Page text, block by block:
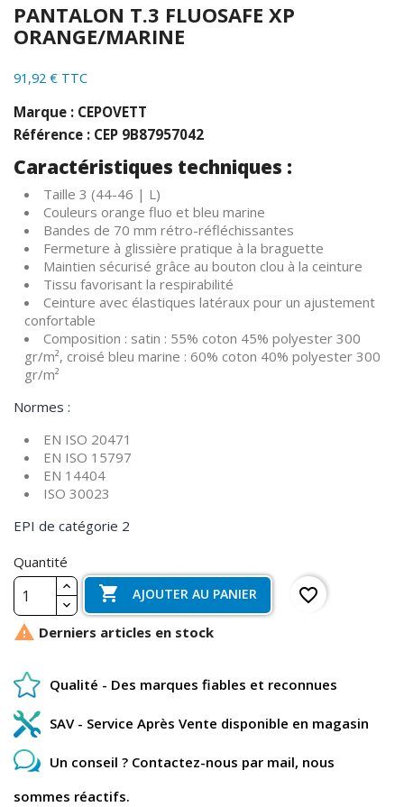
PANTALON T.3 FLUOSAFE XP
ORANGE/MARINE
91,92 € TTC
Marque : CEPOVETT
Référence : CEP 9B87957042
Caractéristiques techniques :
Taille 3 (44-46 | L)
Couleurs orange fluo et bleu marine
Bandes de 70 mm rétro-réfléchissantes
Fermeture à glissière pratique à la braguette
Maintien sécurisé grâce au bouton clou à la ceinture
Tissu favorisant la respirabilité
Ceinture avec élastiques latéraux pour un ajustement
confortable
Composition : satin : 55% coton 45% polyester 300
gr/m², croisé bleu marine : 60% coton 40% polyester 300
gr/m²
Normes :
EN ISO 20471
EN ISO 15797
EN 14404
ISO 30023
EPI de catégorie 2
Quantité
 AJOUTER AU PANIER
favorite_border
 Derniers articles en stock
Qualité - Des marques fiables et reconnues
SAV - Service Après Vente disponible en magasin
Un conseil ? Contactez-nous par mail, nous
sommes réactifs.